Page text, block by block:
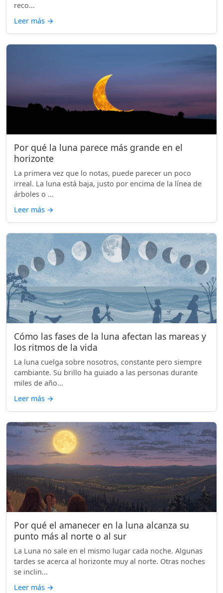
reco...
Leer más →
Por qué la luna parece más grande en el
horizonte
La primera vez que lo notas, puede parecer un poco
irreal. La luna está baja, justo por encima de la línea de
árboles o ...
Leer más →
Cómo las fases de la luna afectan las mareas y
los ritmos de la vida
La luna cuelga sobre nosotros, constante pero siempre
cambiante. Su brillo ha guiado a las personas durante
miles de año...
Leer más →
Por qué el amanecer en la luna alcanza su
punto más al norte o al sur
La Luna no sale en el mismo lugar cada noche. Algunas
tardes se acerca al horizonte muy al norte. Otras noches
se inclin...
Leer más →